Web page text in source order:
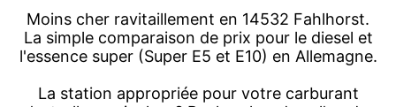
Moins cher ravitaillement en 14532 Fahlhorst.
La simple comparaison de prix pour le diesel et
l'essence super (Super E5 et E10) en Allemagne.
La station appropriée pour votre carburant